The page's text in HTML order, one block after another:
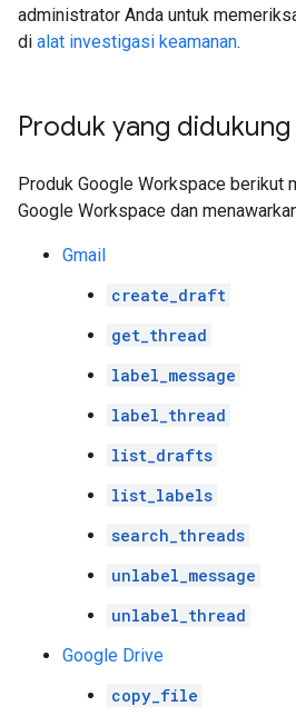
administrator Anda untuk
di alat investigasi keamanan.
Produk yang didukung
Produk Google Workspace berikut
Google Workspace dan
Gmail
create_draft
get_thread
label_message
label_thread
list_drafts
list_labels
search_threads
unlabel_message
unlabel_thread
Google Drive
copy_file